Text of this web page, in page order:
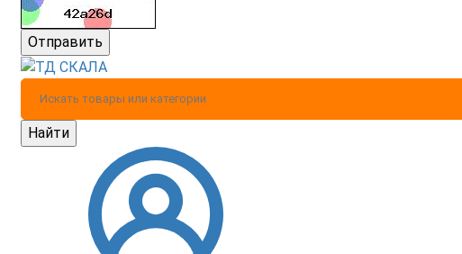
Отправить
Найти